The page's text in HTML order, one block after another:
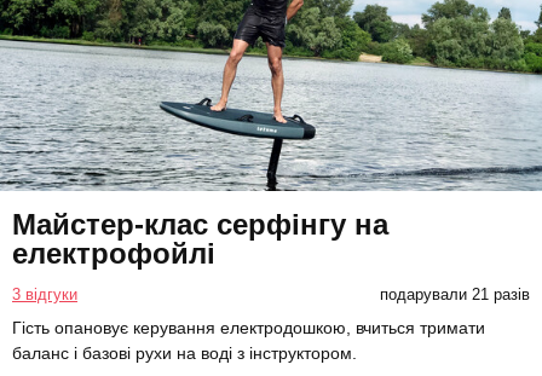
Майстер-клас серфінгу на
електрофойлі
3 відгуки подарували 21 разів
Гість опановує керування електродошкою, вчиться тримати
баланс і базові рухи на воді з інструктором.